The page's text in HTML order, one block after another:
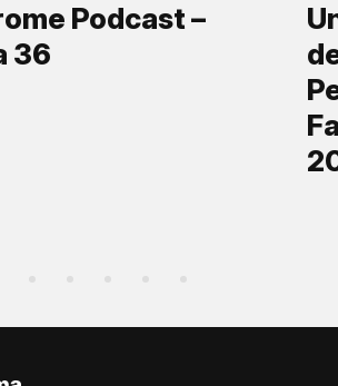
Podcast –
36